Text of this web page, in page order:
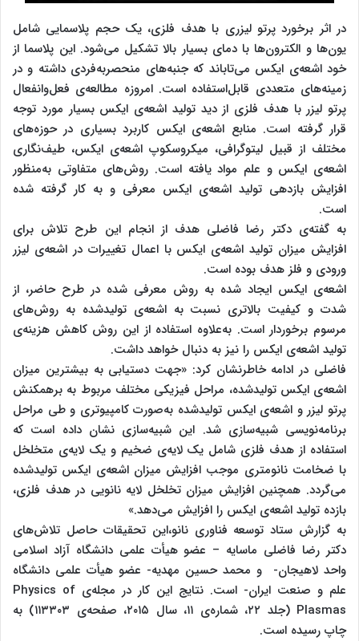
در اثر برخورد پرتو لیزری با هدف فلزی، یک حجم پلاسمایی شامل
یون‌ها و الکترون‌ها با دمای بسیار بالا تشکیل می‌شود. این پلاسما از
خود اشعه‌ی ایکس می‌تاباند که جنبه‌های منحصربه‌فردی داشته و در
زمینه‌های متعددی قابل‌استفاده است. امروزه مطالعه‌ی فعل‌وانفعال
پرتو لیزر با هدف فلزی از دید تولید اشعه‌ی ایکس بسیار مورد توجه
قرار گرفته است. منابع اشعه‌ی ایکس کاربرد بسیاری در حوزه‌های
مختلف از قبیل لیتوگرافی، میکروسکوپ اشعه‌ی ایکس، طیف‌نگاری
اشعه‌ی ایکس و علم مواد یافته است. روش‌های متفاوتی به‌منظور
افزایش بازدهی تولید اشعه‌ی ایکس معرفی و به کار گرفته شده
است.
به گفته‌ی دکتر رضا فاضلی هدف از انجام این طرح تلاش برای
افزایش میزان تولید اشعه‌ی ایکس با اعمال تغییرات در اشعه‌ی لیزر
ورودی و فلز هدف بوده است.
اشعه‌ی ایکس ایجاد شده به روش معرفی شده در طرح حاضر، از
شدت و کیفیت بالاتری نسبت به اشعه‌ی تولیدشده به روش‌های
مرسوم برخوردار است. به‌علاوه استفاده از این روش کاهش هزینه‌ی
تولید اشعه‌ی ایکس را نیز به دنبال خواهد داشت.
فاضلی در ادامه خاطرنشان کرد: «جهت دستیابی به بیشترین میزان
اشعه‌ی ایکس تولیدشده، مراحل فیزیکی مختلف مربوط به برهمکنش
پرتو لیزر و اشعه‌ی ایکس تولیدشده به‌صورت کامپیوتری و طی مراحل
برنامه‌نویسی شبیه‌سازی شد. این شبیه‌سازی نشان داده است که
استفاده از هدف فلزی شامل یک لایه‌ی ضخیم و یک لایه‌ی متخلخل
با ضخامت نانومتری موجب افزایش میزان اشعه‌ی ایکس تولیدشده
می‌گردد. همچنین افزایش میزان تخلخل‌ لایه نانویی در هدف فلزی،
بازده تولید اشعه‌ی ایکس را افزایش می‌دهد.»
به گزارش ستاد توسعه فناوری نانو،این تحقیقات حاصل تلاش‌های
دکتر رضا فاضلی ماسایه – عضو هیأت علمی دانشگاه آزاد اسلامی
واحد لاهیجان- و محمد حسین مهدیه- عضو هیأت علمی دانشگاه
علم و صنعت ایران- است. نتایج این کار در مجله‌ی Physics of
Plasmas (جلد ۲۲، شماره‌ی ۱۱، سال ۲۰۱۵، صفحه‌ی ۱۱۳۳۰۳) به
چاپ رسیده است.